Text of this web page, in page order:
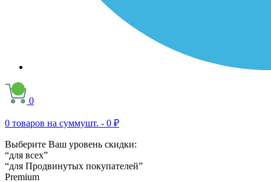
0
0 товаров на суммушт. - 0 ₽
Выберите Ваш уровень скидки:
“для всех”
“для Продвинутых покупателей”
Premium